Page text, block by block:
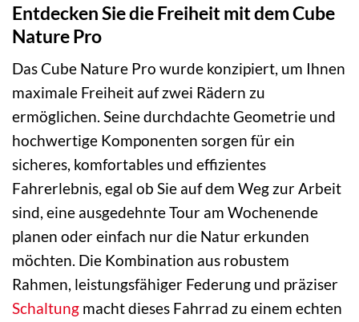
Entdecken Sie die Freiheit mit dem Cube
Nature Pro
Das Cube Nature Pro wurde konzipiert, um Ihnen
maximale Freiheit auf zwei Rädern zu
ermöglichen. Seine durchdachte Geometrie und
hochwertige Komponenten sorgen für ein
sicheres, komfortables und effizientes
Fahrerlebnis, egal ob Sie auf dem Weg zur Arbeit
sind, eine ausgedehnte Tour am Wochenende
planen oder einfach nur die Natur erkunden
möchten. Die Kombination aus robustem
Rahmen, leistungsfähiger Federung und präziser
Schaltung macht dieses Fahrrad zu einem echten